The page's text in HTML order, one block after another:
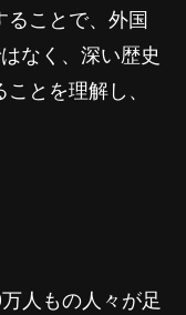
ることで、外国
なく、深い歴史
とを理解し、
人もの人々が足